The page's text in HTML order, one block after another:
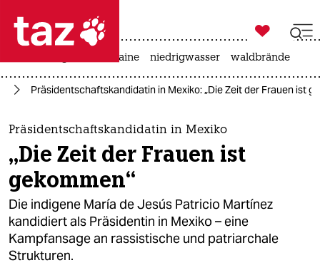
 taz zahl ich
taz zahl ich
themen
politik
öko
gesellschaft
kultur

taz zahl ich
krieg in der ukraine niedrigwasser waldbrände
Präsidentschaftskandidatin in Mexiko: „Die Zeit der Frauen ist
Präsidentschaftskandidatin in Mexiko
„Die Zeit der Frauen ist
gekommen“
Die indigene María de Jesús Patricio Martínez
kandidiert als Präsidentin in Mexiko – eine
Kampfansage an rassistische und patriarchale
Strukturen.